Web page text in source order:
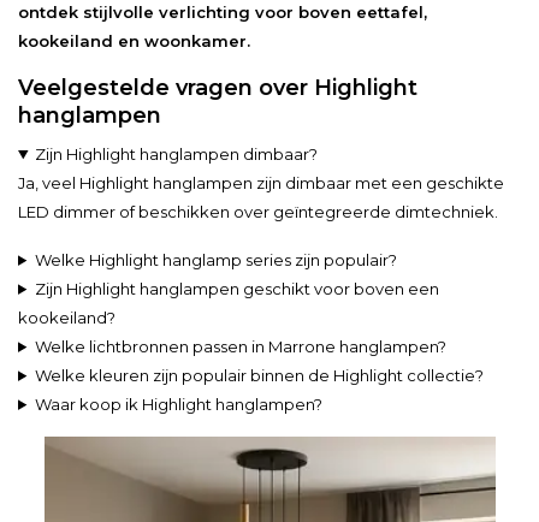
ontdek stijlvolle verlichting voor boven eettafel,
kookeiland en woonkamer.
Veelgestelde vragen over Highlight
hanglampen
Zijn Highlight hanglampen dimbaar?
Ja, veel Highlight hanglampen zijn dimbaar met een geschikte
LED dimmer of beschikken over geïntegreerde dimtechniek.
Welke Highlight hanglamp series zijn populair?
Zijn Highlight hanglampen geschikt voor boven een
kookeiland?
Welke lichtbronnen passen in Marrone hanglampen?
Welke kleuren zijn populair binnen de Highlight collectie?
Waar koop ik Highlight hanglampen?